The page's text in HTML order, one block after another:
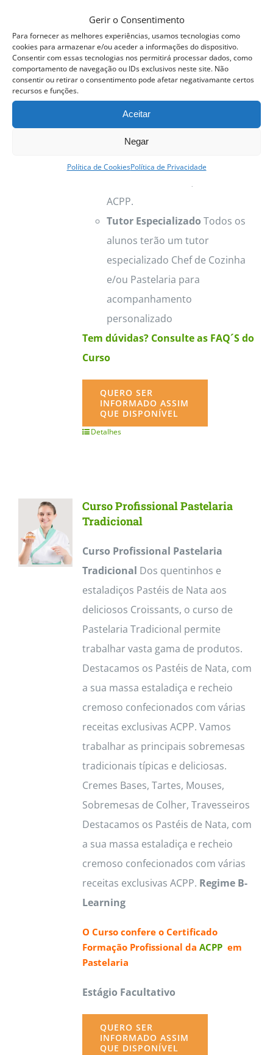
Gerir o Consentimento
Para fornecer as melhores experiências, usamos tecnologias como
cookies para armazenar e/ou aceder a informações do dispositivo.
Consentir com essas tecnologias nos permitirá processar dados, como
comportamento de navegação ou IDs exclusivos neste site. Não
consentir ou retirar o consentimento pode afetar negativamante certos
recursos e funções.
Aceitar
Negar
Política de CookiesPolítica de Privacidade
atuaçãoPastelaria e Padaria
Aulas PastelariaAs aulas
Pastelaria são coordenadas por
Sara Sores, Chef Pastelaria
Residente ACPP.
Cozinha são coordenadas por
Maria Urmal, Chef
ACPP.
Tutor Especializado Todos os
alunos terão um tutor
especializado Chef de Cozinha
e/ou Pastelaria para
acompanhamento
personalizado
Tem dúvidas? Consulte as FAQ´S do
Curso
QUERO SER
INFORMADO ASSIM
QUE DISPONÍVEL
Detalhes
Curso Profissional Pastelaria
Tradicional
Curso Profissional Pastelaria
Tradicional Dos quentinhos e
estaladiços Pastéis de Nata aos
deliciosos Croissants, o curso de
Pastelaria Tradicional permite
trabalhar vasta gama de produtos.
Destacamos os Pastéis de Nata, com
a sua massa estaladiça e recheio
cremoso confecionados com várias
receitas exclusivas ACPP. Vamos
trabalhar as principais sobremesas
tradicionais típicas e deliciosas.
Cremes Bases, Tartes, Mouses,
Sobremesas de Colher, Travesseiros
Destacamos os Pastéis de Nata, com
a sua massa estaladiça e recheio
cremoso confecionados com várias
receitas exclusivas ACPP. Regime B-
Learning
O Curso confere o Certificado
Formação Profissional da ACPPem
Pastelaria
Estágio Facultativo
QUERO SER
INFORMADO ASSIM
QUE DISPONÍVEL